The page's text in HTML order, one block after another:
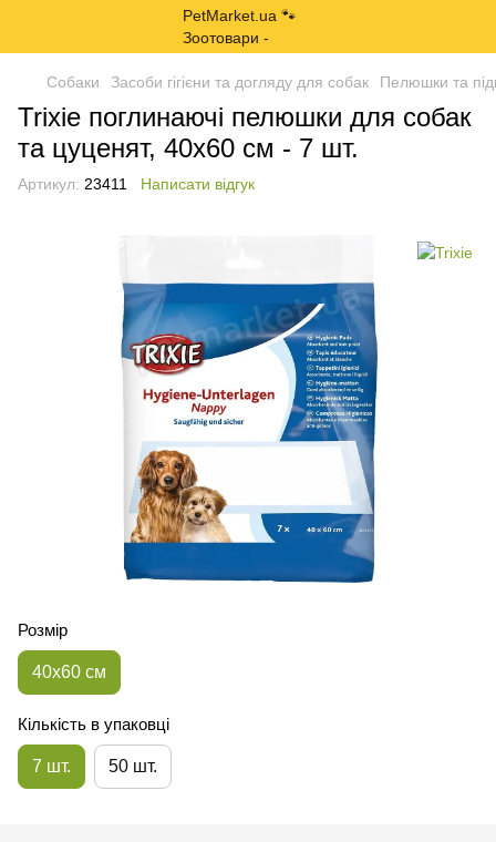
Собаки Засоби гігієни та догляду для собак Пелюшки та
Trixie поглинаючі пелюшки для собак
та цуценят, 40х60 см - 7 шт.
Артикул: 23411 Написати відгук
Розмір
40х60 см
Кількість в упаковці
7 шт. 50 шт.